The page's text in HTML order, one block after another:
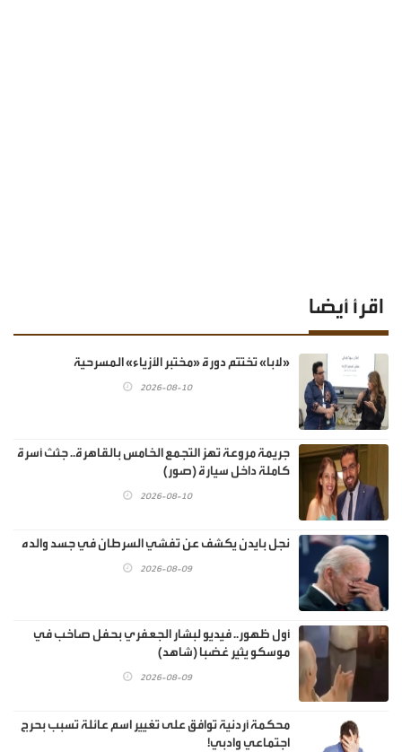
اقرأ أيضا
«لابا» تختتم دورة «مختبر الأزياء» المسرحية
2026-08-10
جريمة مروعة تهز التجمع الخامس بالقاهرة.. جثث أسرة
كاملة داخل سيارة (صور)
2026-08-10
نجل بايدن يكشف عن تفشي السرطان في جسد والده
2026-08-09
أول ظهور.. فيديو لبشار الجعفري بحفل صاخب في
موسكو يثير غضبا (شاهد)
2026-08-09
محكمة أردنية توافق على تغيير اسم عائلة تسبب بحرج
اجتماعي وادبي!